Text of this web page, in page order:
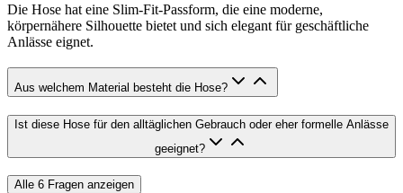
Die Hose hat eine Slim-Fit-Passform, die eine moderne,
körpernähere Silhouette bietet und sich elegant für geschäftliche
Anlässe eignet.
Aus welchem Material besteht die Hose?
Ist diese Hose für den alltäglichen Gebrauch oder eher formelle Anlässe
geeignet?
Alle 6 Fragen anzeigen